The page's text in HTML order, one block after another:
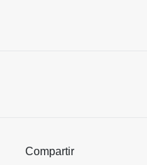
Compartir